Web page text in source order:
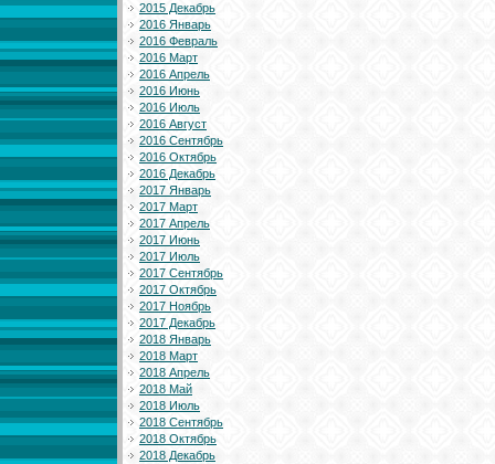
2015 Декабрь
2016 Январь
2016 Февраль
2016 Март
2016 Апрель
2016 Июнь
2016 Июль
2016 Август
2016 Сентябрь
2016 Октябрь
2016 Декабрь
2017 Январь
2017 Март
2017 Апрель
2017 Июнь
2017 Июль
2017 Сентябрь
2017 Октябрь
2017 Ноябрь
2017 Декабрь
2018 Январь
2018 Март
2018 Апрель
2018 Май
2018 Июль
2018 Сентябрь
2018 Октябрь
2018 Декабрь